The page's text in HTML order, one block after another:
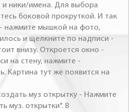
и ники/имена. Для выбора
боковой прокруткой. И так
нажмите мышкой на фото,
и щелкните по надписи -
внизу. Откроется окно -
на стену, нажмите -
Картина тут же появится на
муз открытку - Нажмите
муз. открытки". В